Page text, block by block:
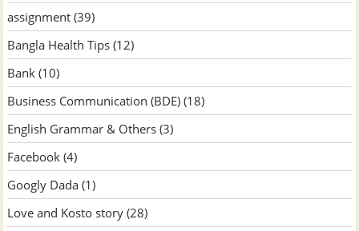
assignment (39)
Bangla Health Tips (12)
Bank (10)
Business Communication (BDE) (18)
English Grammar & Others (3)
Facebook (4)
Googly Dada (1)
Love and Kosto story (28)